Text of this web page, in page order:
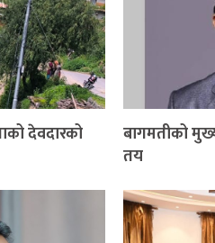
देवदारको
बागमतीको
तय